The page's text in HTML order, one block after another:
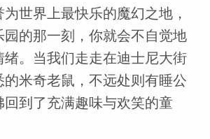
世界上最快乐的魔幻之地，
的那一刻，你就会不自觉地
。当我们走走在迪士尼大街
米奇老鼠，不远处则有睡公
到了充满趣味与欢笑的童